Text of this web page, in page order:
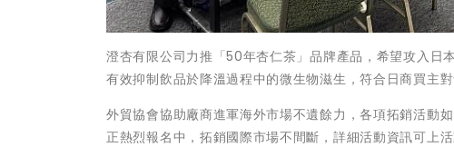
澄杏有限公司力推「50年杏仁茶」品牌產品，希望攻入日
有效抑制飲品於降溫過程中的微生物滋生，符合日商買主
外貿協會協助廠商進軍海外市場不遺餘力，各項拓銷活動
正熱烈報名中，拓銷國際市場不間斷，詳細活動資訊可上